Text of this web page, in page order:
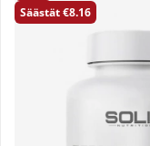
Säästät€8.16